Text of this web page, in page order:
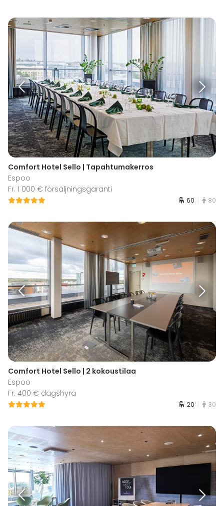
Comfort Hotel Sello | Tapahtumakerros
Espoo
Fr. 1 000 € försäljningsgaranti
60 80
Comfort Hotel Sello | 2 kokoustilaa
Espoo
Fr. 400 € dagshyra
20 30